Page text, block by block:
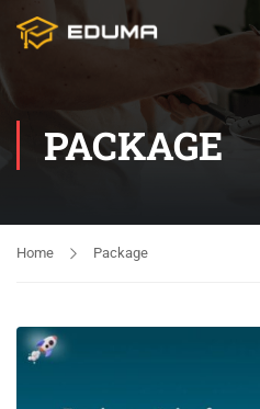
PACKAGE
Home Package